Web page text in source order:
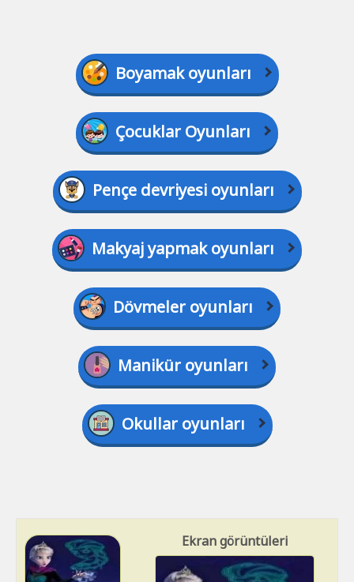
Boyamak oyunları
Çocuklar Oyunları
Pençe devriyesi oyunları
Makyaj yapmak oyunları
Dövmeler oyunları
Manikür oyunları
Okullar oyunları
Ekran görüntüleri